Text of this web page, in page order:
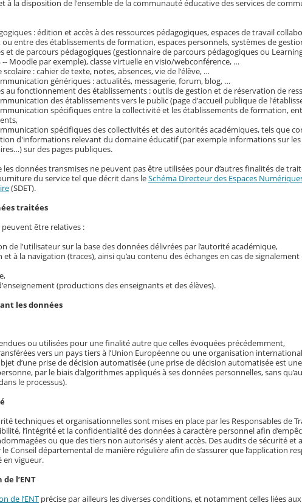
à la disposition de l'ensemble de la communauté éducative des services de
: édition et accès à des ressources pédagogiques, espaces de travail
entre des établissements de formation, espaces personnels, systèmes de
et de parcours pédagogiques (gestionnaire de parcours pédagogiques ou
-- Moodle par exemple), classe virtuelle en visio/webconférence, …
scolaire : cahier de texte, notes, absences, vie de l'élève, …
génériques : actualités, messagerie, forum, blog, …
au fonctionnement des établissements : outils de gestion et de réservation de
des établissements vers le public (page d'accueil publique de
spécifiques entre la collectivité et les établissements de formation,
spécifiques des collectivités et des autorités académiques, tels que
d'informations relevant du domaine éducatif (par exemple informations sur
sur des pages publiques.
les données transmises ne peuvent pas être utilisées pour d’autres finalités de
du service tel que décrit dans leSchéma Directeur des Espaces
(SDET).
traitées
être relatives :
de l'utilisateur sur la base des données délivrées par l’autorité académique,
et à la navigation (traces), ainsi qu’au contenu des échanges en cas de signalement
(productions des enseignants et des élèves).
les données
ou utilisées pour une finalité autre que celles évoquées précédemment,
vers un pays tiers à l’Union Européenne ou une organisation
d’une prise de décision automatisée (une prise de décision automatisée est
par le biais d’algorithmes appliqués à ses données personnelles, sans
le processus).
techniques et organisationnelles sont mises en place par les Responsables de
l’intégrité et la confidentialité des données à caractère personnel afin
ou que des tiers non autorisés y aient accès. Des audits de sécurité et
Conseil départemental de manière régulière afin de s’assurer que l’application
en vigueur.
l’ENT
de l’ENT précise par ailleurs les diverses conditions, et notamment celles liées